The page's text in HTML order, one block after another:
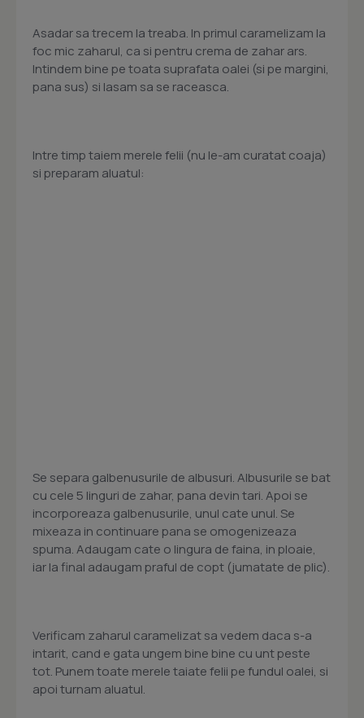
Asadar sa trecem la treaba. In primul caramelizam la
foc mic zaharul, ca si pentru crema de zahar ars.
Intindem bine pe toata suprafata oalei (si pe margini,
pana sus) si lasam sa se raceasca.
Intre timp taiem merele felii (nu le-am curatat coaja)
si preparam aluatul:
Se separa galbenusurile de albusuri. Albusurile se bat
cu cele 5 linguri de zahar, pana devin tari. Apoi se
incorporeaza galbenusurile, unul cate unul. Se
mixeaza in continuare pana se omogenizeaza
spuma. Adaugam cate o lingura de faina, in ploaie,
iar la final adaugam praful de copt (jumatate de plic).
Verificam zaharul caramelizat sa vedem daca s-a
intarit, cand e gata ungem bine bine cu unt peste
tot. Punem toate merele taiate felii pe fundul oalei, si
apoi turnam aluatul.